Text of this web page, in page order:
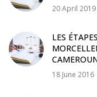
20 April 2019
LES
18 June 2016